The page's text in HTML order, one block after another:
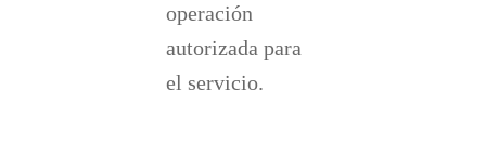
operación
autorizada para
el servicio.